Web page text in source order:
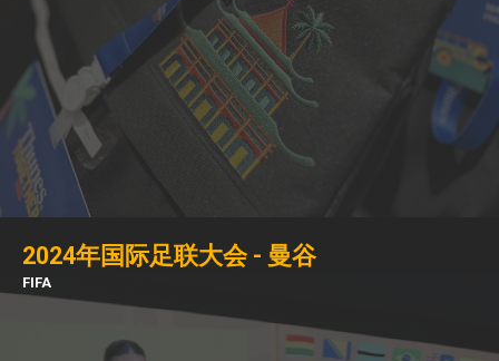
2024年国际足联大会 - 曼谷
FIFA